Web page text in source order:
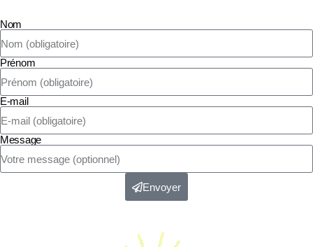
Nom
Prénom
E-mail
Message
Envoyer